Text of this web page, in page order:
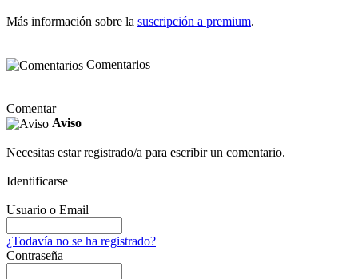
Más información sobre la suscripción a premium.
Comentarios
Comentar
Aviso
Necesitas estar registrado/a para escribir un comentario.
Identificarse
Usuario o Email
¿Todavía no se ha registrado?
Contraseña